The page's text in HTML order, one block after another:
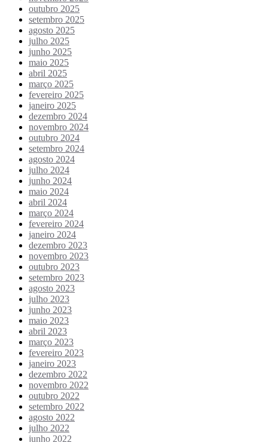
outubro 2025
setembro 2025
agosto 2025
julho 2025
junho 2025
maio 2025
abril 2025
março 2025
fevereiro 2025
janeiro 2025
dezembro 2024
novembro 2024
outubro 2024
setembro 2024
agosto 2024
julho 2024
junho 2024
maio 2024
abril 2024
março 2024
fevereiro 2024
janeiro 2024
dezembro 2023
novembro 2023
outubro 2023
setembro 2023
agosto 2023
julho 2023
junho 2023
maio 2023
abril 2023
março 2023
fevereiro 2023
janeiro 2023
dezembro 2022
novembro 2022
outubro 2022
setembro 2022
agosto 2022
julho 2022
junho 2022